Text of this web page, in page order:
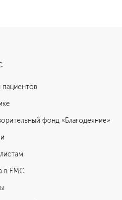
фонд «Благодеяние»
в ЕМС